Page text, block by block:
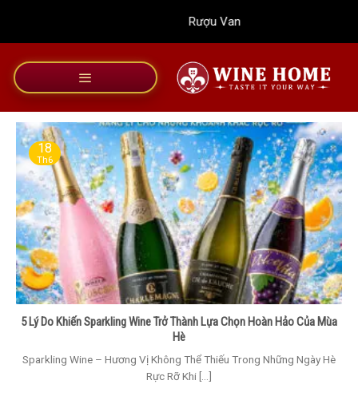
dung
Rượu Vang Wine Home
5 Lý Do Khiến Sparkling Wine Trở Thành Lựa Chọn Hoàn Hảo Của Mùa
Hè
Sparkling Wine – Hương Vị Không Thể Thiếu Trong Những Ngày Hè
Rực Rỡ Khi [...]
18
Th6